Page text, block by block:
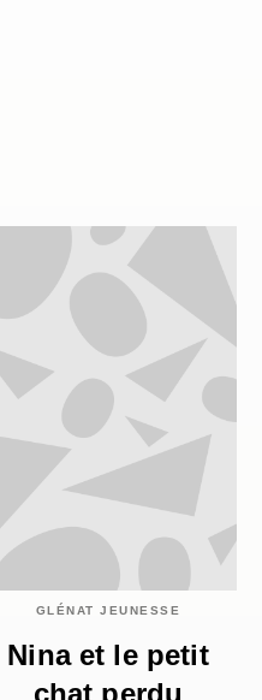
GLÉNAT JEUNESSE
Nina et le petit
chat perdu